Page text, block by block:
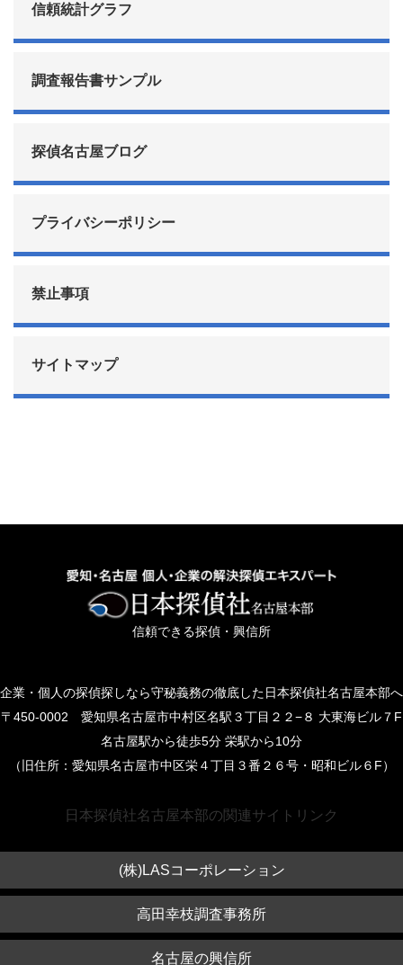
信頼統計グラフ
調査報告書サンプル
探偵名古屋ブログ
プライバシーポリシー
禁止事項
サイトマップ
信頼できる探偵・興信所
企業・個人の探偵探しなら守秘義務の徹底した日本探偵社名古屋本部へ
〒450-0002 愛知県名古屋市中村区名駅３丁目２２−８ 大東海ビル７F
名古屋駅から徒歩5分 栄駅から10分
（旧住所：愛知県名古屋市中区栄４丁目３番２６号・昭和ビル６F）
日本探偵社名古屋本部の関連サイトリンク
(株)LASコーポレーション
高田幸枝調査事務所
名古屋の興信所